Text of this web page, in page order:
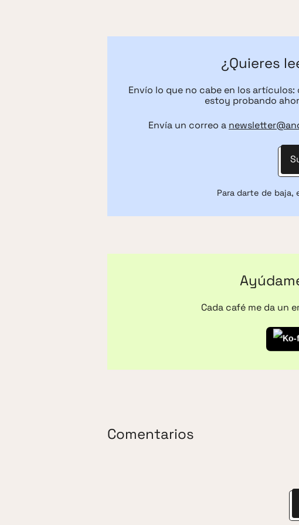
¿Quieres
Envío lo que no cabe en los
estoy probando
Envía un correo a
Para darte de baja,
Cada café me da un
Comentarios